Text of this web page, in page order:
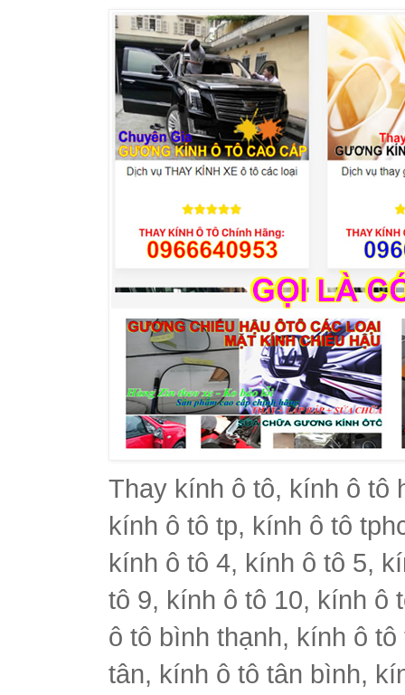
Thay kính ô tô, kính ô tô
kính ô tô tp, kính ô tô
kính ô tô 4, kính ô tô 5,
tô 9, kính ô tô 10, kính ô
ô tô bình thạnh, kính ô
tân, kính ô tô tân bình,